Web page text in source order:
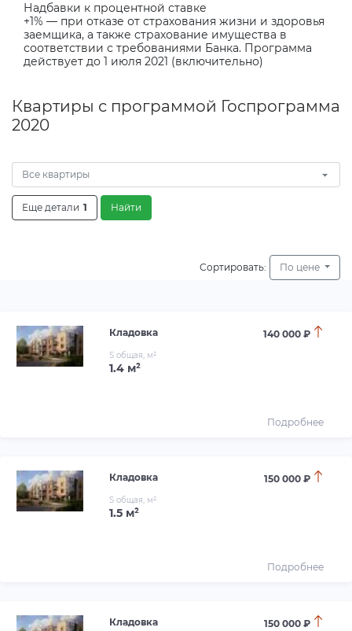
Надбавки к процентной ставке
+1% — при отказе от страхования жизни и здоровья
заемщика, а также страхование имущества в
соответствии с требованиями Банка. Программа
действует до 1 июля 2021 (включительно)
Квартиры с программой Госпрограмма
2020
Все квартиры
Еще детали 1 Найти
Сортировать: По цене
Кладовка 140 000 ₽
S общая, м²
1.4 м²
Подробнее
Кладовка 150 000 ₽
S общая, м²
1.5 м²
Подробнее
Кладовка 150 000 ₽